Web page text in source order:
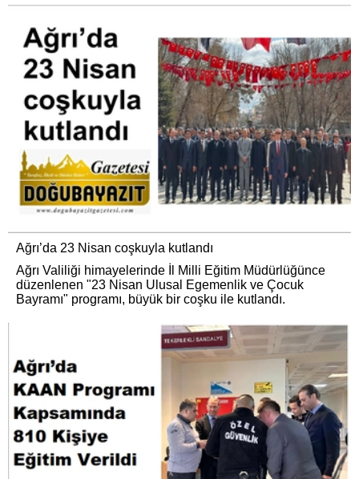
Ağrı’da 23 Nisan coşkuyla kutlandı
Ağrı Valiliği himayelerinde İl Milli Eğitim Müdürlüğünce
düzenlenen "23 Nisan Ulusal Egemenlik ve Çocuk
Bayramı" programı, büyük bir coşku ile kutlandı.